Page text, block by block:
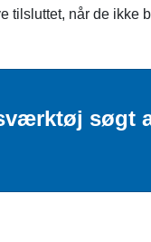
tilsluttet, når de ikke
søgt